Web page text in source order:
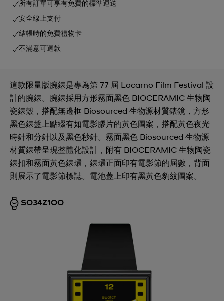
所有訂單可享有免費的標準運送
安全線上支付
結帳時的免費禮物卡
不滿意可退款
這款限量版腕錶是專為第 77 屆 Locarno Film Festival 設
計的腕錶。腕錶採用方形霧面黑色 BIOCERAMIC 生物陶
瓷錶殼，搭配無邊框 Biosourced 生物源材質錶鏡，方形
黑色錶盤上點綴有如電影膠片的黃色圖案，搭配黃色夜光
時針和分針以及黑色秒針。霧面黑色 Biosourced 生物源
材質錶帶呈現整體化設計，附有 BIOCERAMIC 生物陶瓷
錶扣和霧面黃色錶環，錶環正面印有電影節的屆數，背面
則展示了電影節標誌。電池蓋上印有黑黃色豹紋圖案。
SO34Z100